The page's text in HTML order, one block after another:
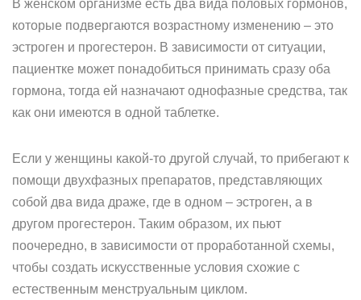
В женском организме есть два вида половых гормонов,
которые подвергаются возрастному изменению – это
эстроген и прогестерон. В зависимости от ситуации,
пациентке может понадобиться принимать сразу оба
гормона, тогда ей назначают однофазные средства, так
как они имеются в одной таблетке.
Если у женщины какой-то другой случай, то прибегают к
помощи двухфазных препаратов, представляющих
собой два вида драже, где в одном – эстроген, а в
другом прогестерон. Таким образом, их пьют
поочередно, в зависимости от проработанной схемы,
чтобы создать искусственные условия схожие с
естественным менструальным циклом.